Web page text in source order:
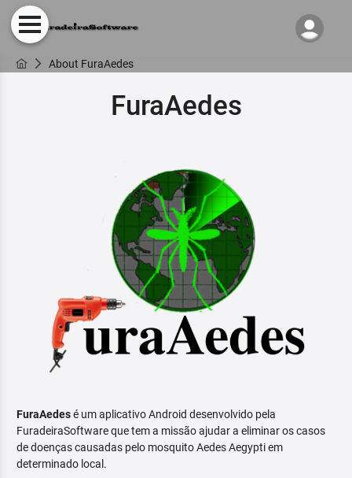
About FuraAedes
FuraAedes
FuraAedesé um aplicativo Android desenvolvido pela
FuradeiraSoftware que tem a missão ajudar a eliminar os casos
de doenças causadas pelo mosquito Aedes Aegypti em
determinado local.